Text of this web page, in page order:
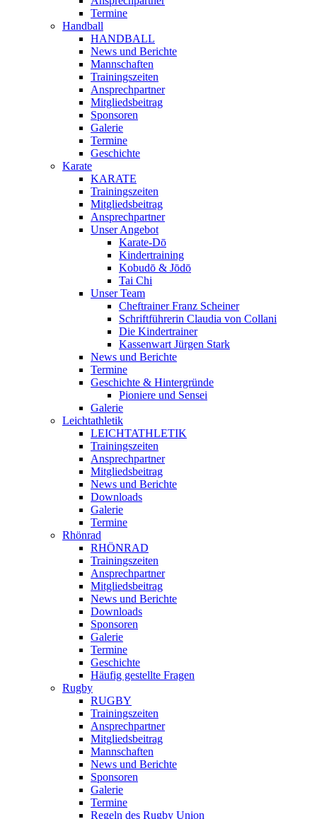
Termine
Handball
HANDBALL
News und Berichte
Mannschaften
Trainingszeiten
Ansprechpartner
Mitgliedsbeitrag
Sponsoren
Galerie
Termine
Geschichte
Karate
KARATE
Trainingszeiten
Mitgliedsbeitrag
Ansprechpartner
Unser Angebot
Karate-Dō
Kindertraining
Kobudō & Jōdō
Tai Chi
Unser Team
Cheftrainer Franz Scheiner
Schriftführerin Claudia von Collani
Die Kindertrainer
Kassenwart Jürgen Stark
News und Berichte
Termine
Geschichte & Hintergründe
Pioniere und Sensei
Galerie
Leichtathletik
LEICHTATHLETIK
Trainingszeiten
Ansprechpartner
Mitgliedsbeitrag
News und Berichte
Downloads
Galerie
Termine
Rhönrad
RHÖNRAD
Trainingszeiten
Ansprechpartner
Mitgliedsbeitrag
News und Berichte
Downloads
Sponsoren
Galerie
Termine
Geschichte
Häufig gestellte Fragen
Rugby
RUGBY
Trainingszeiten
Ansprechpartner
Mitgliedsbeitrag
Mannschaften
News und Berichte
Sponsoren
Galerie
Termine
Regeln des Rugby Union